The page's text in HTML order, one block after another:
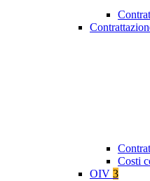
Costi
OIV 3